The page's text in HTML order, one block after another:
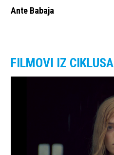
Ante Babaja
FILMOVI IZ CIKLUSA